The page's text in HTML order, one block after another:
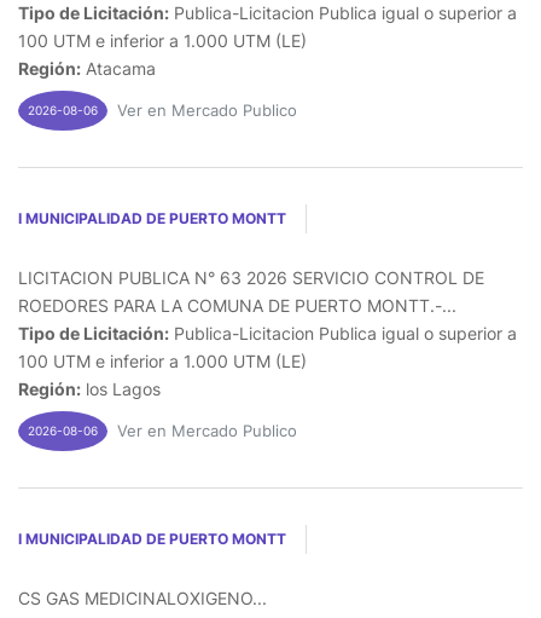
Tipo de Licitación: Publica-Licitacion Publica igual o superior a
100 UTM e inferior a 1.000 UTM (LE)
Región: Atacama
2026-08-06 Ver en Mercado Publico
I MUNICIPALIDAD DE PUERTO MONTT
LICITACION PUBLICA N° 63 2026 SERVICIO CONTROL DE
ROEDORES PARA LA COMUNA DE PUERTO MONTT.-...
Tipo de Licitación: Publica-Licitacion Publica igual o superior a
100 UTM e inferior a 1.000 UTM (LE)
Región: los Lagos
2026-08-06 Ver en Mercado Publico
I MUNICIPALIDAD DE PUERTO MONTT
CS GAS MEDICINALOXIGENO...